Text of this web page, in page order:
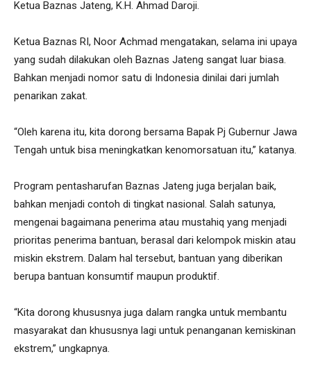
Ketua Baznas Jateng, K.H. Ahmad Daroji.
Ketua Baznas RI, Noor Achmad mengatakan, selama ini upaya
yang sudah dilakukan oleh Baznas Jateng sangat luar biasa.
Bahkan menjadi nomor satu di Indonesia dinilai dari jumlah
penarikan zakat.
“Oleh karena itu, kita dorong bersama Bapak Pj Gubernur Jawa
Tengah untuk bisa meningkatkan kenomorsatuan itu,” katanya.
Program pentasharufan Baznas Jateng juga berjalan baik,
bahkan menjadi contoh di tingkat nasional. Salah satunya,
mengenai bagaimana penerima atau mustahiq yang menjadi
prioritas penerima bantuan, berasal dari kelompok miskin atau
miskin ekstrem. Dalam hal tersebut, bantuan yang diberikan
berupa bantuan konsumtif maupun produktif.
“Kita dorong khususnya juga dalam rangka untuk membantu
masyarakat dan khususnya lagi untuk penanganan kemiskinan
ekstrem,” ungkapnya.